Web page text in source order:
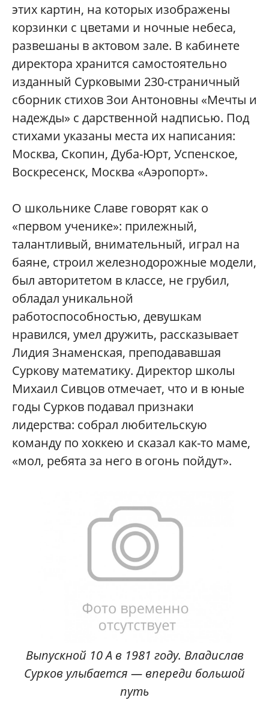
этих картин, на которых изображены
корзинки с цветами и ночные небеса,
развешаны в актовом зале. В кабинете
директора хранится самостоятельно
изданный Сурковыми 230-страничный
сборник стихов Зои Антоновны «Мечты и
надежды» с дарственной надписью. Под
стихами указаны места их написания:
Москва, Скопин, Дуба-Юрт, Успенское,
Воскресенск, Москва «Аэропорт».
О школьнике Славе говорят как о
«первом ученике»: прилежный,
талантливый, внимательный, играл на
баяне, строил железнодорожные модели,
был авторитетом в классе, не грубил,
обладал уникальной
работоспособностью, девушкам
нравился, умел дружить, рассказывает
Лидия Знаменская, преподававшая
Суркову математику. Директор школы
Михаил Сивцов отмечает, что и в юные
годы Сурков подавал признаки
лидерства: собрал любительскую
команду по хоккею и сказал как-то маме,
«мол, ребята за него в огонь пойдут».
Выпускной 10 А в 1981 году. Владислав
Сурков улыбается — впереди большой
путь